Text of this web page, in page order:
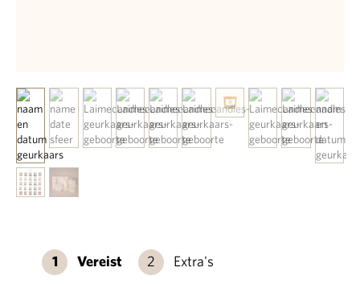
Vereist Extra's